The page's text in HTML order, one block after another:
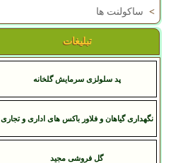
> ساکولنت ها
تبلیغات
پد سلولزی سرمایش گلخانه
نگهداری گیاهان و فلاور باکس های اداری و تجاری
گل فروشی مجید